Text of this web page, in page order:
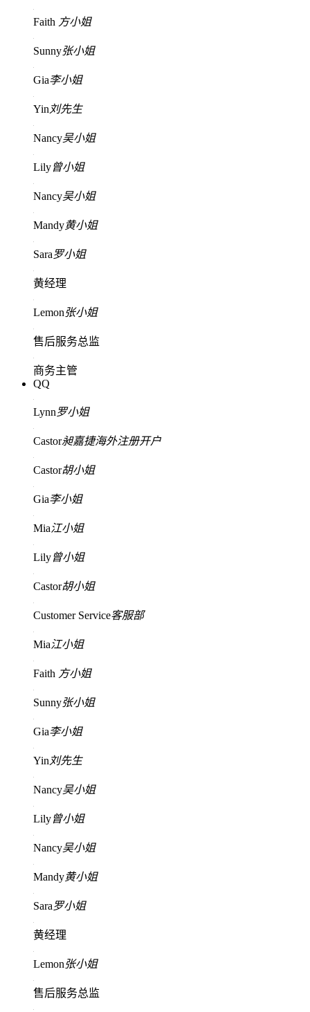
Faith 方小姐
Sunny张小姐
Gia李小姐
Yin 刘先生
Nancy吴小姐
Lily曾小姐
Nancy吴小姐
Mandy黄小姐
Sara罗小姐
黄经理
Lemon张小姐
售后服务总监
商务主管
QQ
Lynn罗小姐
Castor昶嘉捷海外注册开户
Castor胡小姐
Gia李小姐
Mia江小姐
Lily曾小姐
Castor胡小姐
Customer Service客服部
Mia江小姐
Faith 方小姐
Sunny张小姐
Gia李小姐
Yin 刘先生
Nancy吴小姐
Lily曾小姐
Nancy吴小姐
Mandy黄小姐
Sara罗小姐
黄经理
Lemon张小姐
售后服务总监